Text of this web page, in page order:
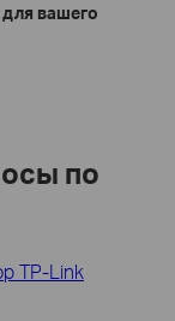
вашего
по
TP-Link